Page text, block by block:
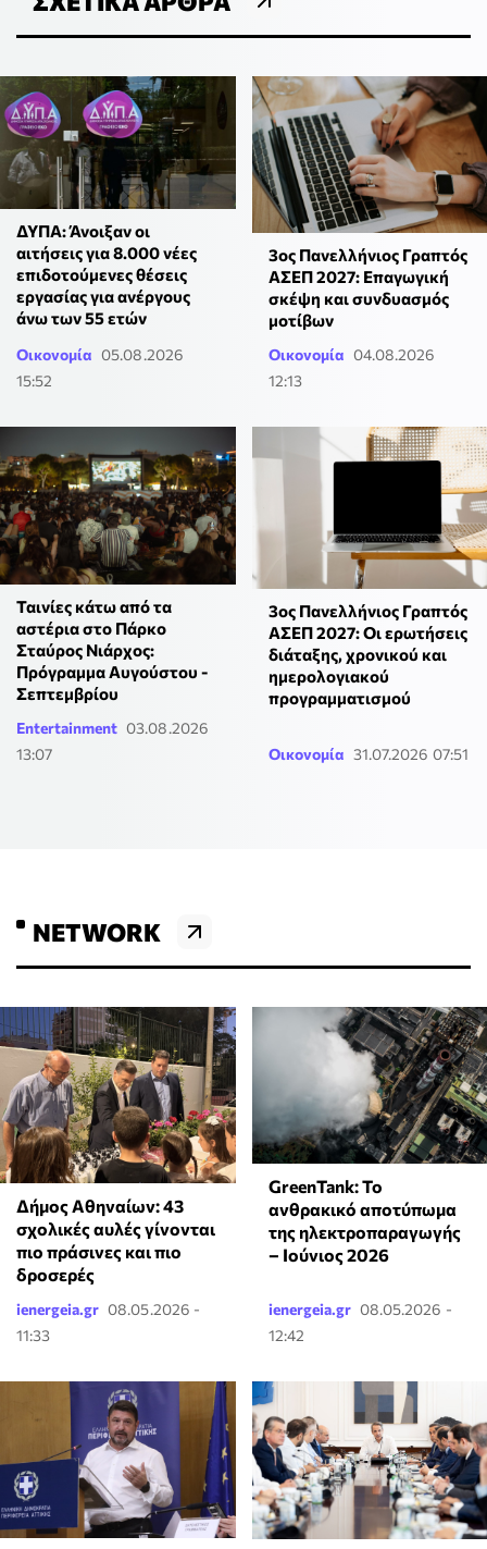
ΔΥΠΑ: Άνοιξαν οι
αιτήσεις για 8.000 νέες
επιδοτούμενες θέσεις
εργασίας για ανέργους
άνω των 55 ετών
Οικονομία 05.08.2026
15:52
3ος Πανελλήνιος Γραπτός
ΑΣΕΠ 2027: Επαγωγική
σκέψη και συνδυασμός
μοτίβων
Οικονομία 04.08.2026
12:13
Ταινίες κάτω από τα
αστέρια στο Πάρκο
Σταύρος Νιάρχος:
Πρόγραμμα Αυγούστου -
Σεπτεμβρίου
Entertainment 03.08.2026
13:07
3ος Πανελλήνιος Γραπτός
ΑΣΕΠ 2027: Οι ερωτήσεις
διάταξης, χρονικού και
ημερολογιακού
προγραμματισμού
Οικονομία 31.07.2026 07:51
NETWORK
Δήμος Αθηναίων: 43
σχολικές αυλές γίνονται
πιο πράσινες και πιο
δροσερές
ienergeia.gr 08.05.2026 -
11:33
GreenTank: Το
ανθρακικό αποτύπωμα
της ηλεκτροπαραγωγής
– Ιούνιος 2026
ienergeia.gr 08.05.2026 -
12:42